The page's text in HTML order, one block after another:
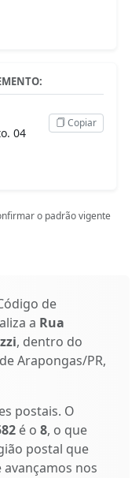
04
Copiar
o padrão vigente
de
a Rua
, dentro do
Arapongas/PR,
postais. O
é o 8, o que
postal que
nos